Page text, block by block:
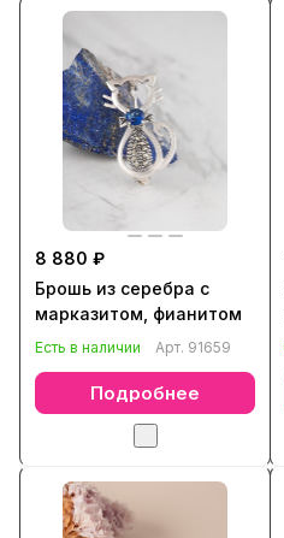
8 880 ₽
Брошь из серебра с
марказитом, фианитом
Есть в наличии Арт. 91659
Подробнее